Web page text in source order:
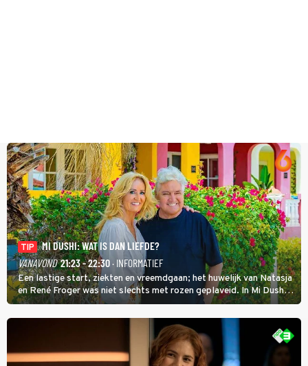
TIP
MI DUSHI: WAT IS DAN LIEFDE?
VANAVOND 21:23 - 22:30 · INFORMATIEF
Een lastige start, ziekten en vreemdgaan; het huwelijk van Natasja
en René Froger was niet slechts met rozen geplaveid. In Mi Dushi:
Wat Is Dan Liefde? neemt Wilfred Genee het showbizzkoppel mee
uit vissen om het over de liefde te hebben.